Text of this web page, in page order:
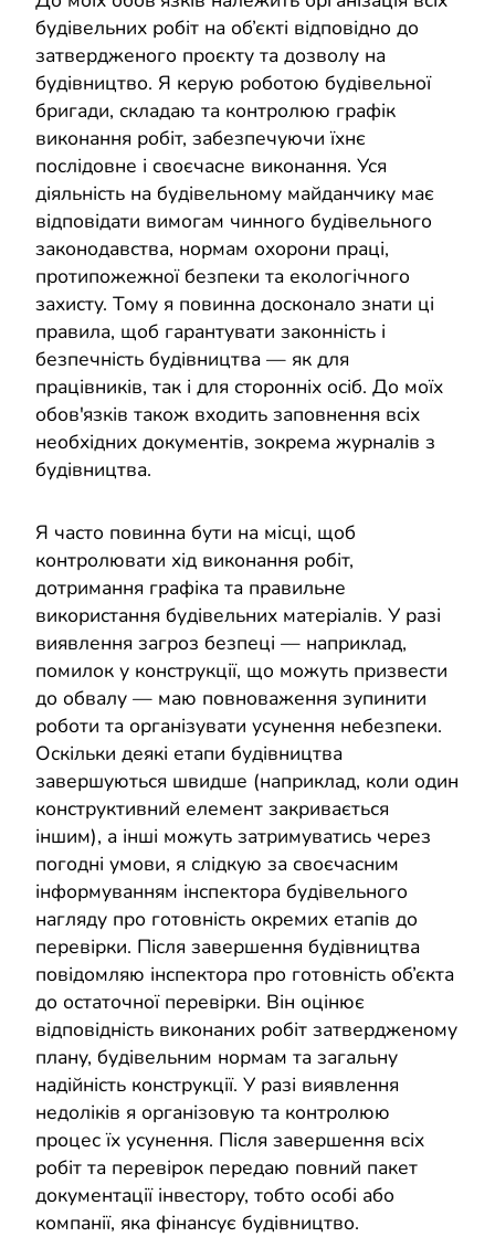
будівельних робіт на об’єкті відповідно до
затвердженого проєкту та дозволу на
будівництво. Я керую роботою будівельної
бригади, складаю та контролюю графік
виконання робіт, забезпечуючи їхнє
послідовне і своєчасне виконання. Уся
діяльність на будівельному майданчику має
відповідати вимогам чинного будівельного
законодавства, нормам охорони праці,
протипожежної безпеки та екологічного
захисту. Тому я повинна досконало знати ці
правила, щоб гарантувати законність і
безпечність будівництва — як для
працівників, так і для сторонніх осіб. До моїх
обов'язків також входить заповнення всіх
необхідних документів, зокрема журналів з
будівництва.
Я часто повинна бути на місці, щоб
контролювати хід виконання робіт,
дотримання графіка та правильне
використання будівельних матеріалів. У разі
виявлення загроз безпеці — наприклад,
помилок у конструкції, що можуть призвести
до обвалу — маю повноваження зупинити
роботи та організувати усунення небезпеки.
Оскільки деякі етапи будівництва
завершуються швидше (наприклад, коли один
конструктивний елемент закривається
іншим), а інші можуть затримуватись через
погодні умови, я слідкую за своєчасним
інформуванням інспектора будівельного
нагляду про готовність окремих етапів до
перевірки. Після завершення будівництва
повідомляю інспектора про готовність об’єкта
до остаточної перевірки. Він оцінює
відповідність виконаних робіт затвердженому
плану, будівельним нормам та загальну
надійність конструкції. У разі виявлення
недоліків я організовую та контролюю
процес їх усунення. Після завершення всіх
робіт та перевірок передаю повний пакет
документації інвестору, тобто особі або
компанії, яка фінансує будівництво.